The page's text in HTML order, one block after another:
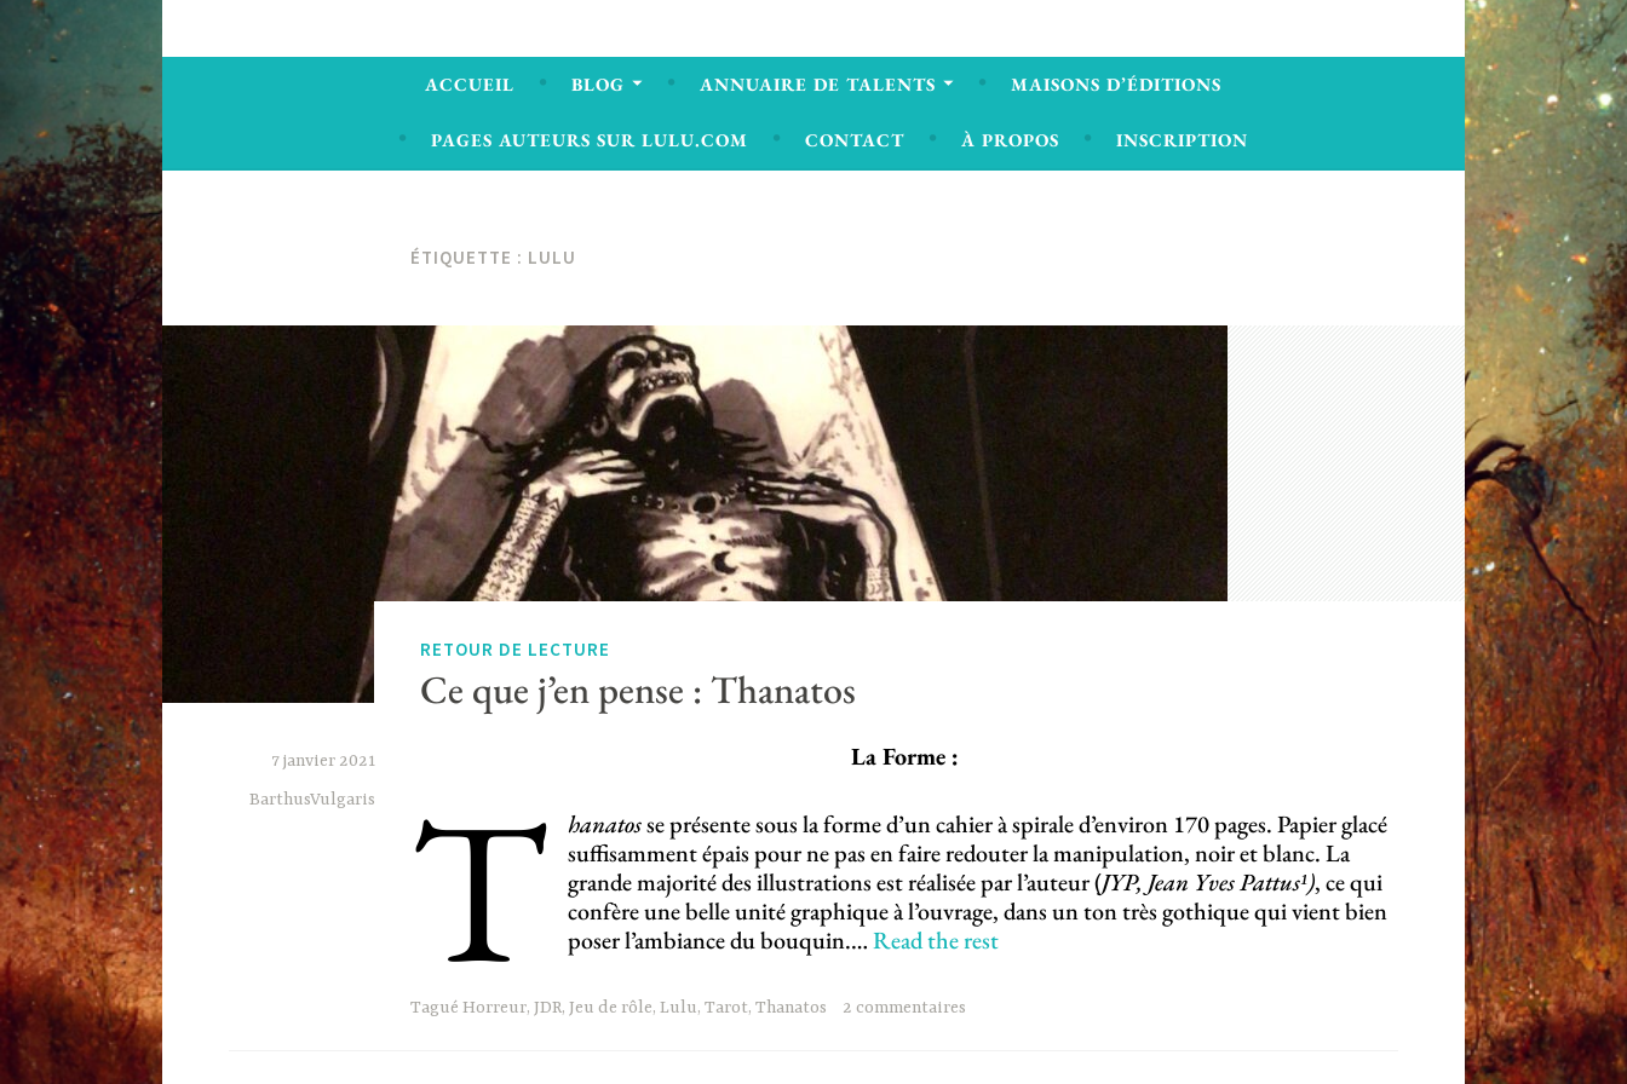
ACCUEIL BLOG ANNUAIRE DE TALENTS MAISONS D’ÉDITIONS
PAGES AUTEURS SUR LULU.COM CONTACT À PROPOS INSCRIPTION
ÉTIQUETTE : LULU
RETOUR DE LECTURE
Ce que j’en pense : Thanatos
7 janvier 2021
BarthusVulgaris
La Forme :
T hanatosse présente sous la forme d’un cahier à spirale d’environ 170 pages. Papier glacé
suffisamment épais pour ne pas en faire redouter la manipulation, noir et blanc. La
grande majorité des illustrations est réalisée par l’auteur (JYP, Jean Yves Pattus¹), ce qui
confère une belle unité graphique à l’ouvrage, dans un ton très gothique qui vient bien
poser l’ambiance du bouquin.…Read the rest
TaguéHorreur,JDR,Jeu de rôle,Lulu,Tarot,Thanatos 2 commentaires